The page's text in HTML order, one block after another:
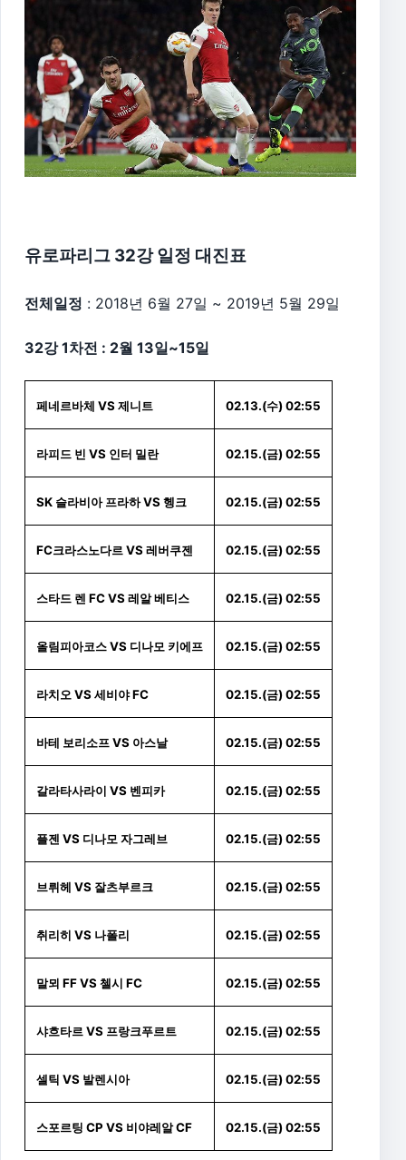
유로파리그 32강 일정 대진표
전체일정 : 2018년 6월 27일 ~ 2019년 5월 29일
32강 1차전 : 2월 13일~15일
페네르바체 VS 제니트 02.13.(수) 02:55
라피드 빈 VS 인터 밀란 02.15.(금) 02:55
SK 슬라비아 프라하 VS 헹크 02.15.(금) 02:55
FC크라스노다르 VS 레버쿠젠 02.15.(금) 02:55
스타드 렌 FC VS 레알 베티스 02.15.(금) 02:55
올림피아코스 VS 디나모 키에프 02.15.(금) 02:55
라치오 VS 세비야 FC 02.15.(금) 02:55
바테 보리소프 VS 아스날 02.15.(금) 02:55
갈라타사라이 VS 벤피카 02.15.(금) 02:55
플젠 VS 디나모 자그레브 02.15.(금) 02:55
브뤼헤 VS 잘츠부르크 02.15.(금) 02:55
취리히 VS 나폴리 02.15.(금) 02:55
말뫼 FF VS 첼시 FC 02.15.(금) 02:55
샤흐타르 VS 프랑크푸르트 02.15.(금) 02:55
셀틱 VS 발렌시아 02.15.(금) 02:55
스포르팅 CP VS 비야레알 CF 02.15.(금) 02:55